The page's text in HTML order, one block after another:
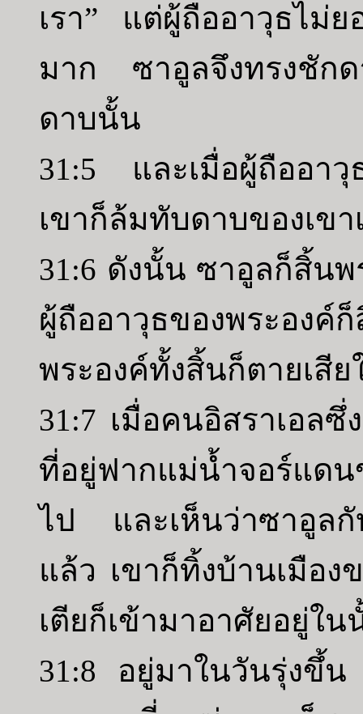
เรา” แต่ผู้ถืออาวุธไม่
มาก ซาอูลจึงทรงชักด
ดาบนั้น
31:5 และเมื่อผู้ถืออาวุ
เขาก็ล้มทับดาบของเขา
31:6 ดังนั้น ซาอูลก็สิ้น
ผู้ถืออาวุธของพระอ
พระองค์ทั้งสิ้นก็ตายเสี
31:7 เมื่อคนอิสราเอล
ที่อยู่ฟากแม่น้ำจอร์แดน
ไป และเห็นว่าซาอูลกั
แล้ว เขาก็ทิ้งบ้านเมือ
เตียก็เข้ามาอาศัยอยู่ใน
31:8 อยู่มาในวันรุ่งขึ้น